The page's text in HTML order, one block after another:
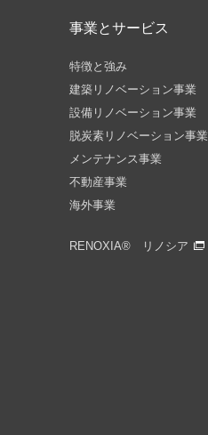
事業とサービス
特徴と強み
建築リノベーション事業
設備リノベーション事業
脱炭素リノベーション事業
メンテナンス事業
不動産事業
海外事業
RENOXIA® リノシア